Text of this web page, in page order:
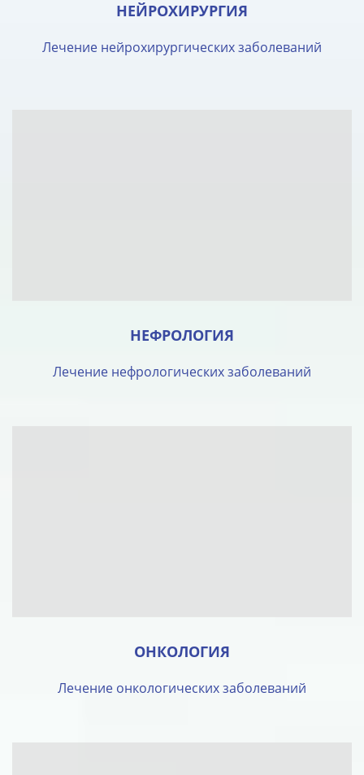
НЕЙРОХИРУРГИЯ
Лечение нейрохирургических заболеваний
НЕФРОЛОГИЯ
Лечение нефрологических заболеваний
ОНКОЛОГИЯ
Лечение онкологических заболеваний